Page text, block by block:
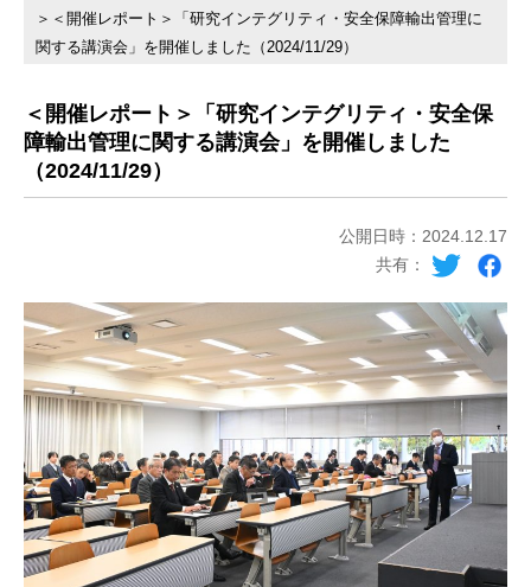
＜開催レポート＞「研究インテグリティ・安全保障輸出管理に
関する講演会」を開催しました（2024/11/29）
＜開催レポート＞「研究インテグリティ・安全保
障輸出管理に関する講演会」を開催しました
（2024/11/29）
公開日時：2024.12.17
共有：